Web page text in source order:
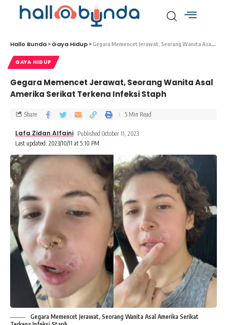
Hallo Bunda > Gaya Hidup >Gegara Memencet Jerawat, Seorang Wanita Asal Amerika Serikat Terkena Infeksi Staph
GAYA HIDUP
Gegara Memencet Jerawat, Seorang Wanita Asal
Amerika Serikat Terkena Infeksi Staph
Last updated: 2023/10/11 at 5:10 PM
Lafa Zidan Alfaini Published October 11, 2023
Share 5 Min Read
Gegara Memencet Jerawat, Seorang Wanita Asal Amerika Serikat